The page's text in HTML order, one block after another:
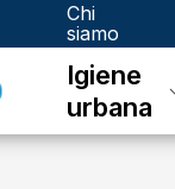
Chi
siamo
Igiene
urbana